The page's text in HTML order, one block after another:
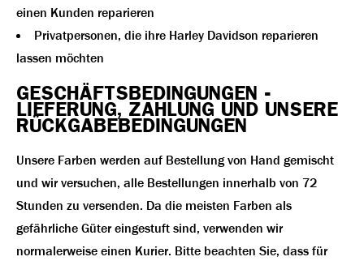
einen Kunden reparieren
Privatpersonen, die ihre Harley Davidson reparieren
lassen möchten
GESCHÄFTSBEDINGUNGEN -
LIEFERUNG, ZAHLUNG UND UNSERE
RÜCKGABEBEDINGUNGEN
Unsere Farben werden auf Bestellung von Hand gemischt
und wir versuchen, alle Bestellungen innerhalb von 72
Stunden zu versenden. Da die meisten Farben als
gefährliche Güter eingestuft sind, verwenden wir
normalerweise einen Kurier. Bitte beachten Sie, dass für